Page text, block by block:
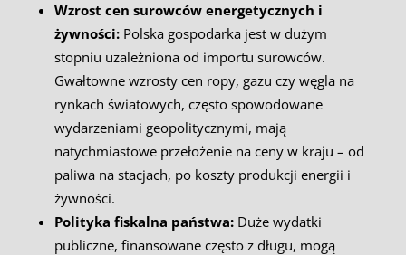
Wzrost cen surowców energetycznych i
żywności:Polska gospodarka jest w dużym
stopniu uzależniona od importu surowców.
Gwałtowne wzrosty cen ropy, gazu czy węgla na
rynkach światowych, często spowodowane
wydarzeniami geopolitycznymi, mają
natychmiastowe przełożenie na ceny w kraju – od
paliwa na stacjach, po koszty produkcji energii i
żywności.
Polityka fiskalna państwa:Duże wydatki
publiczne, finansowane często z długu, mogą